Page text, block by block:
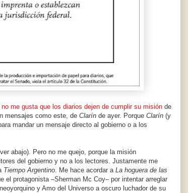
no me gusta que los diarios dejen de cumplir su misión de
mensajes como este, de Clarín de ayer. Porque Clarín (y
mandar un mensaje directo al gobierno o a los
abajo). Pero no me quejo, porque la misión
del gobierno y no a los lectores. Justamente me
Tiempo Argentino. Me hace acordar a La hoguera de las
el protagonista –Sherman Mc Coy– por intentar arreglar
y Amo del Universo a oscuro luchador de su